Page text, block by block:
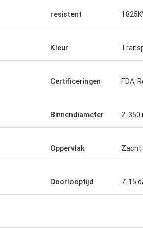
resistent
Kleur
Certificeringen FDA,
Binnendiameter 2-350
Oppervlak Zacht
Doorlooptijd 7-15